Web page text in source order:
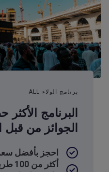
برنامج الولاء ALL
البرنامج
الجوائز من
احجز بأفضل